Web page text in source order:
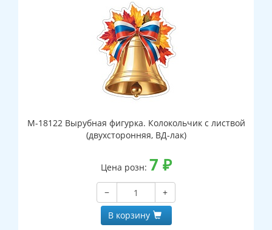
М-18122 Вырубная фигурка. Колокольчик с листвой
(двухсторонняя, ВД-лак)
Цена розн: 7 ₽
−
+
В корзину